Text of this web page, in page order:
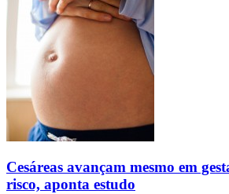
Cesáreas avançam mesmo em
risco, aponta estudo